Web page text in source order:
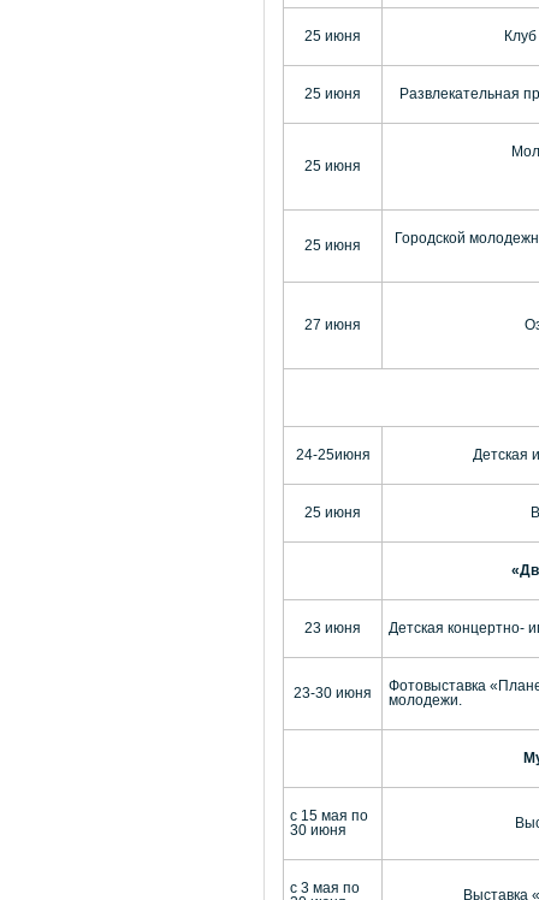
25 июня
25 июня Развлекательная
25 июня
25 июня Городской
27 июня
24-25июня Детская
25 июня
23 июня Детская концертно-
23-30 июня
Фотовыставка
молодежи.
с 15 мая по
30 июня
с 3 мая по
Выставка